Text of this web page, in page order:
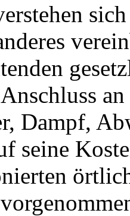
Dampf,
seine